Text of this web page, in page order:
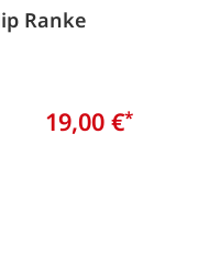
Ranke
19,00 €*